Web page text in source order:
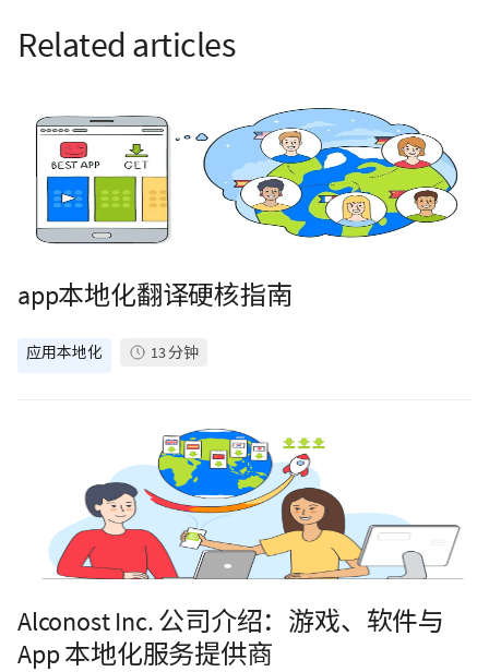
Related articles
app本地化翻译硬核指南
应用本地化 13分钟
Alconost Inc. 公司介绍：游戏、软件与
App 本地化服务提供商